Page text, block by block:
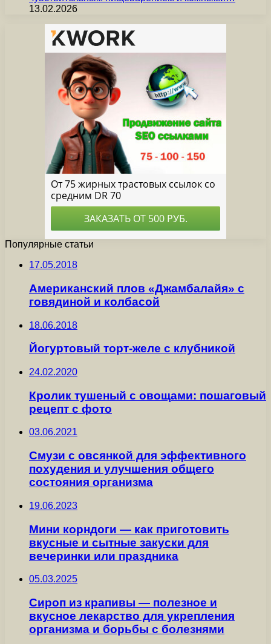
13.02.2026
Популярные статьи
17.05.2018
Американский плов «Джамбалайя» с
говядиной и колбасой
18.06.2018
Йогуртовый торт-желе с клубникой
24.02.2020
Кролик тушеный с овощами: пошаговый
рецепт с фото
03.06.2021
Смузи с овсянкой для эффективного
похудения и улучшения общего
состояния организма
19.06.2023
Мини корндоги — как приготовить
вкусные и сытные закуски для
вечеринки или праздника
05.03.2025
Сироп из крапивы — полезное и
вкусное лекарство для укрепления
организма и борьбы с болезнями